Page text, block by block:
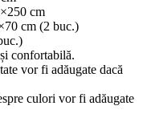
cm
cm (2 buc.)
confortabilă.
vor fi adăugate dacă
culori vor fi adăugate